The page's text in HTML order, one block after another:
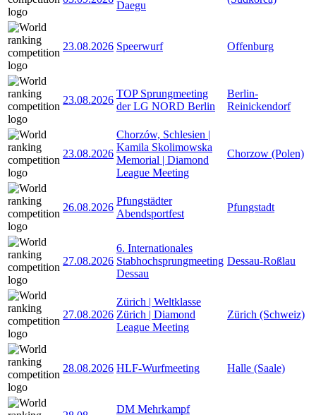
Daegu
23.08.2026 Speerwurf Offenburg
23.08.2026
TOP Sprungmeeting
der LG NORD Berlin
Berlin-
Reinickendorf
23.08.2026
Chorzów, Schlesien |
Kamila Skolimowska
Memorial | Diamond
League Meeting
Chorzow (Polen)
26.08.2026
Pfungstädter
Abendsportfest
Pfungstadt
27.08.2026
6. Internationales
Stabhochsprungmeeting
Dessau
Dessau-Roßlau
27.08.2026
Zürich | Weltklasse
Zürich | Diamond
League Meeting
Zürich (Schweiz)
28.08.2026 HLF-Wurfmeeting Halle (Saale)
DM Mehrkampf